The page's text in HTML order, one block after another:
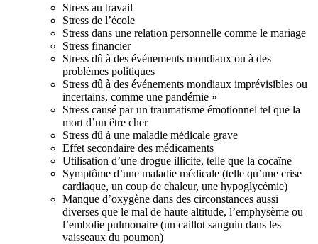
Stress au travail
Stress de l’école
Stress dans une relation personnelle comme le mariage
Stress financier
Stress dû à des événements mondiaux ou à des
problèmes politiques
Stress dû à des événements mondiaux imprévisibles ou
incertains, comme une pandémie »
Stress causé par un traumatisme émotionnel tel que la
mort d’un être cher
Stress dû à une maladie médicale grave
Effet secondaire des médicaments
Utilisation d’une drogue illicite, telle que la cocaïne
Symptôme d’une maladie médicale (telle qu’une crise
cardiaque, un coup de chaleur, une hypoglycémie)
Manque d’oxygène dans des circonstances aussi
diverses que le mal de haute altitude, l’emphysème ou
l’embolie pulmonaire (un caillot sanguin dans les
vaisseaux du poumon)